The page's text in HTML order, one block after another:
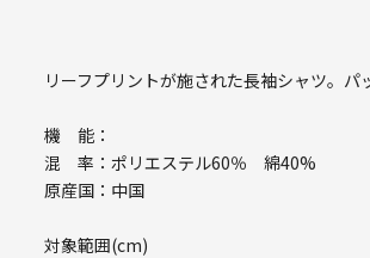
リーフプリントが施された長袖シャツ。パ
機 能：
混 率：ポリエステル60％ 綿40%
原産国：中国
対象範囲(cm)